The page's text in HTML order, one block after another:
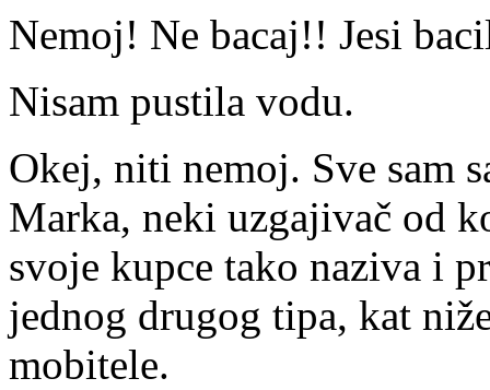
Nemoj! Ne bacaj!! Jesi
Nisam pustila vodu.
Okej, niti nemoj. Sve sam
Marka, neki uzgajivač od
svoje kupce tako naziva i
jednog drugog tipa, kat
mobitele.